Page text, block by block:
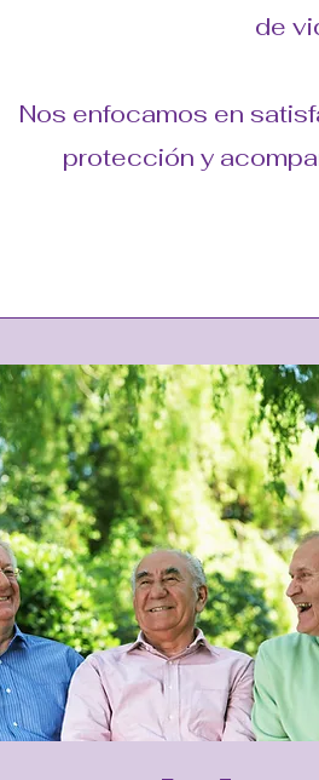
de
Nos enfocamos en
protección y